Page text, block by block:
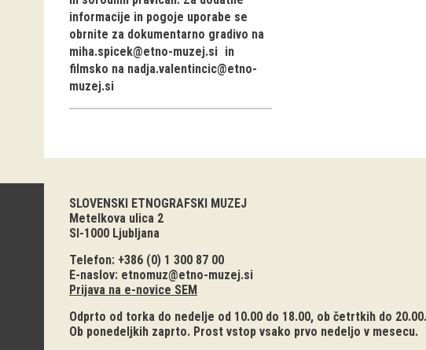
informacije in pogoje uporabe se
obrnite za dokumentarno gradivo na
miha.spicek@etno-muzej.si in
filmsko na nadja.valentincic@etno-
muzej.si
SLOVENSKI ETNOGRAFSKI MUZEJ
Metelkova ulica 2
SI-1000 Ljubljana
Telefon: +386 (0) 1 300 87 00
E-naslov: etnomuz@etno-muzej.si
Prijava na e-novice SEM
Odprto od torka do nedelje od 10.00 do 18.00, ob četrtkih do 20.00.
Ob ponedeljkih zaprto. Prost vstop vsako prvo nedeljo v mesecu.